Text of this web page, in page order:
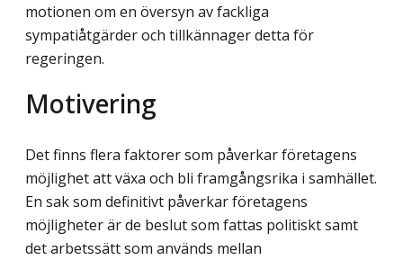
motionen om en översyn av fackliga
sympatiåtgärder och tillkännager detta för
regeringen.
Motivering
Det finns flera faktorer som påverkar företagens
möjlighet att växa och bli fram­gångsrika i samhället.
En sak som definitivt påverkar företagens
möjligheter är de beslut som fattas politiskt samt
det arbetssätt som används mellan